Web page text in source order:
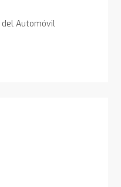
del Automóvil